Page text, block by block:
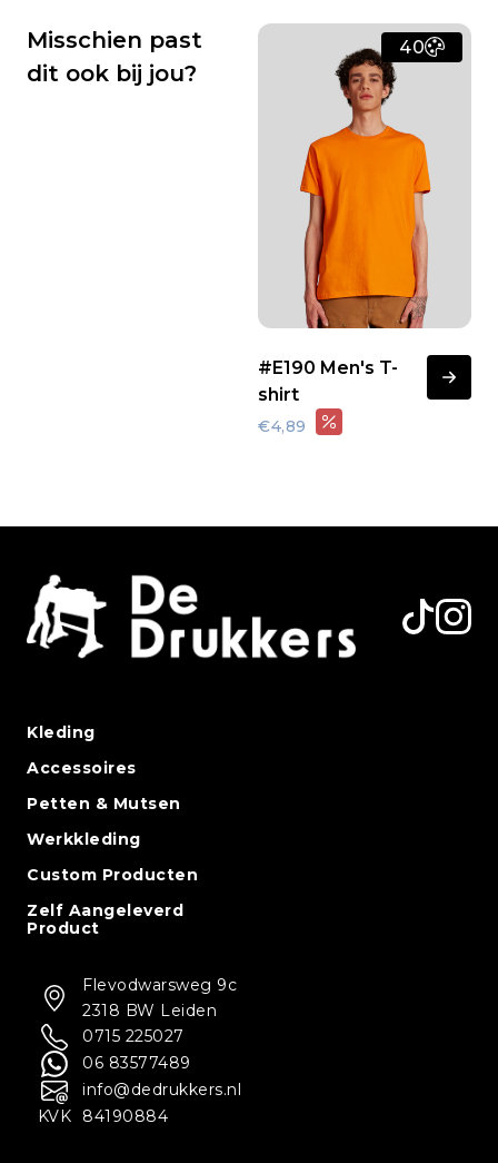
Misschien past
dit ook bij jou?
40
#E190 Men's T-
shirt
€4,89
Kleding
Accessoires
Petten & Mutsen
Werkkleding
Custom Producten
Zelf Aangeleverd
Product
Flevodwarsweg 9c
2318 BW Leiden
0715 225027
06 83577489
info@dedrukkers.nl
KVK
84190884